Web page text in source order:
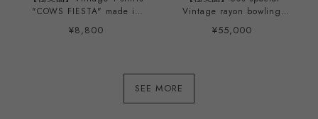
"COWS FIESTA" made in
80年代 カウ フェスティバル
¥8,800
Vintage rayon bowling
size S/S mint condition
リングシャツ レーヨン オー
プンカラー シャツ ビッグサ
イズ サイズ15H 実寸L サマ
¥55,000
SEE MORE